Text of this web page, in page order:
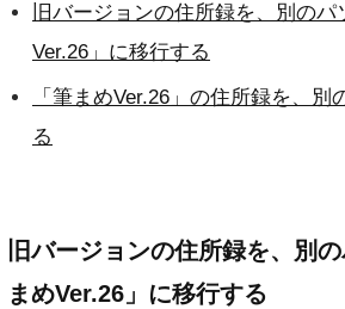
旧バージョンの住所録を、別の
Ver.26」に移行する
「筆まめVer.26」の住所録を、別
る
旧バージョンの住所録を、別
まめVer.26」に移行する